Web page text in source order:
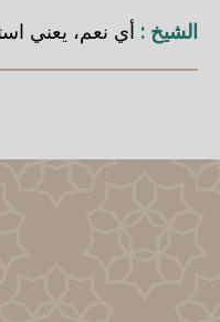
الشيخ : أي نعم، يعني